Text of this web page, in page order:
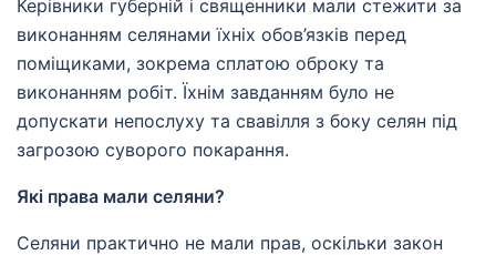
Керівники губерній і священники мали стежити за
виконанням селянами їхніх обов’язків перед
поміщиками, зокрема сплатою оброку та
виконанням робіт. Їхнім завданням було не
допускати непослуху та свавілля з боку селян під
загрозою суворого покарання.
Які права мали селяни?
Селяни практично не мали прав, оскільки закон